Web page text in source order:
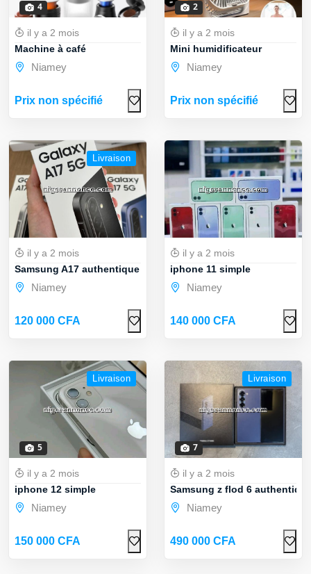
4
il y a 2 mois
Machine à café
Niamey
Prix non spécifié
2
il y a 2 mois
Mini humidificateur
Niamey
Prix non spécifié
Livraison
il y a 2 mois
Samsung A17 authentique
Niamey
120 000 CFA
il y a 2 mois
iphone 11 simple
Niamey
140 000 CFA
5
Livraison
il y a 2 mois
iphone 12 simple
Niamey
150 000 CFA
7
Livraison
il y a 2 mois
Samsung z flod 6
Niamey
490 000 CFA